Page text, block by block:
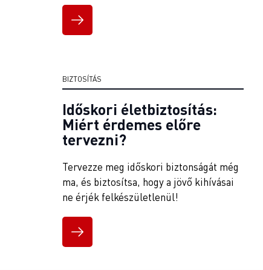
BIZTOSÍTÁS
Időskori életbiztosítás:
Miért érdemes előre
tervezni?
Tervezze meg időskori biztonságát még
ma, és biztosítsa, hogy a jövő kihívásai
ne érjék felkészületlenül!